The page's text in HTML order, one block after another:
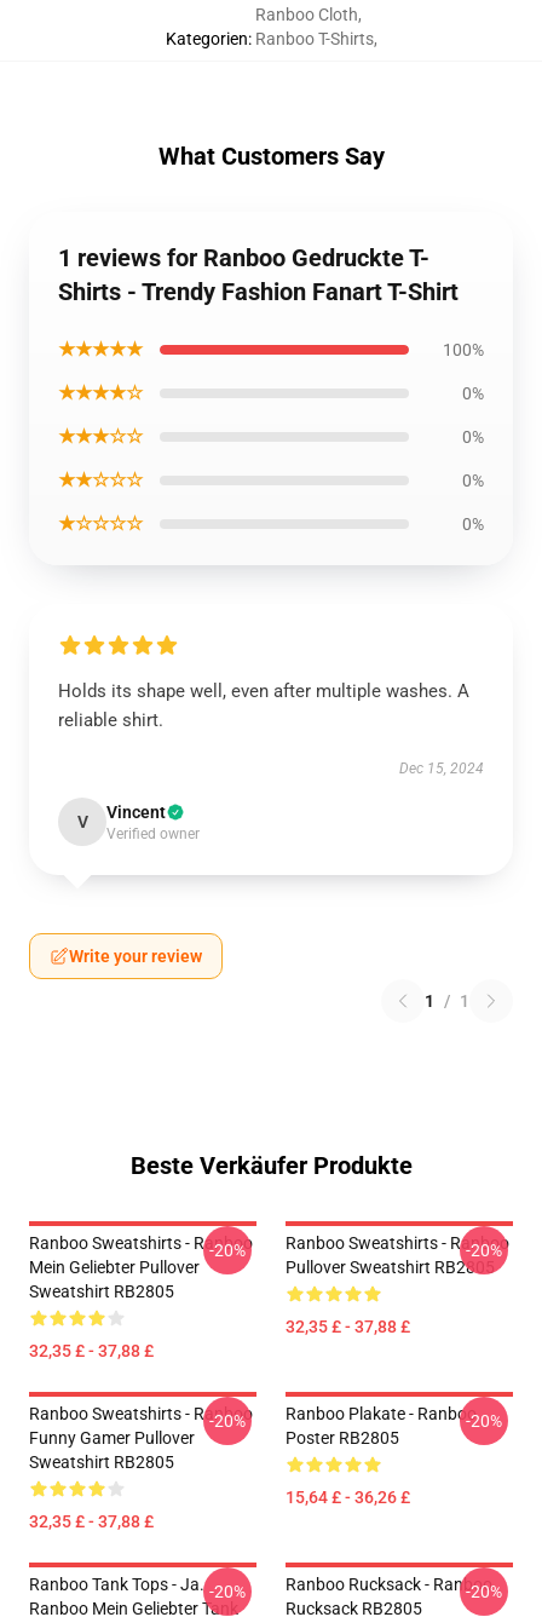
Kategorien:
Ranboo Cloth,
Ranboo T-Shirts,
What Customers Say
1 reviews for Ranboo Gedruckte T-
Shirts - Trendy Fashion Fanart T-Shirt
★★★★★ 100%
★★★★☆ 0%
★★★☆☆ 0%
★★☆☆☆ 0%
★☆☆☆☆ 0%
Holds its shape well, even after multiple washes. A
reliable shirt.
Dec 15, 2024
V Vincent
Verified owner
Write your review
1 / 1
Beste Verkäufer Produkte
Ranboo Sweatshirts - Ranboo
Mein Geliebter Pullover
Sweatshirt RB2805
32,35 £ - 37,88 £
-20%
Ranboo Sweatshirts - Ranboo
Pullover Sweatshirt RB2805
32,35 £ - 37,88 £
-20%
Ranboo Sweatshirts - Ranboo
Funny Gamer Pullover
Sweatshirt RB2805
32,35 £ - 37,88 £
-20%
Ranboo Plakate - Ranboo
Poster RB2805
15,64 £ - 36,26 £
-20%
Ranboo Tank Tops - Ja.
Ranboo Mein Geliebter Tank
-20%
Ranboo Rucksack - Ranboo
Rucksack RB2805
-20%